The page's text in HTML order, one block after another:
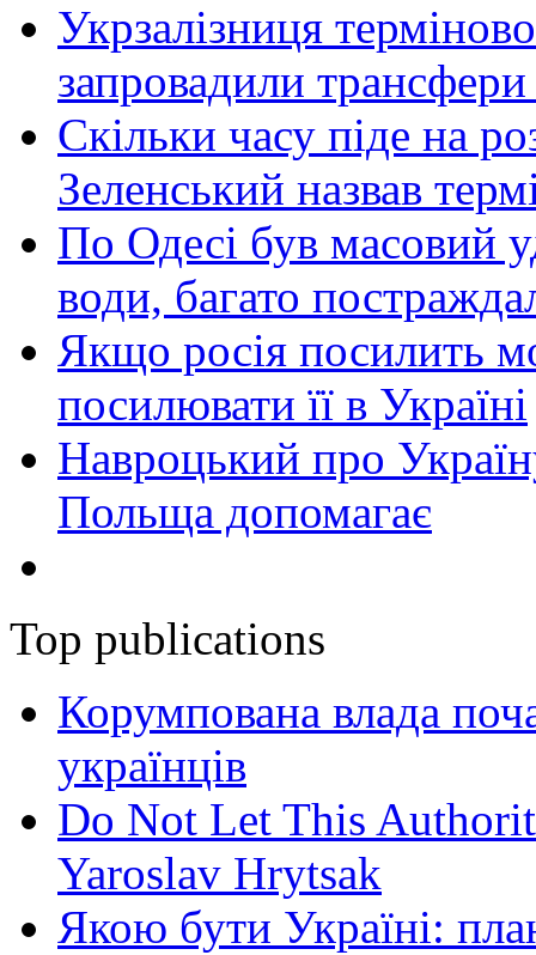
Укрзалізниця
запровадили
Скільки часу піде на
Зеленський назвав
По Одесі був масовий
води, багато
Якщо росія посилить
посилювати її в Україні
Навроцький про
Польща допомагає
Top publications
Корумпована влада
українців
Do Not Let This
Yaroslav Hrytsak
Якою бути Україні: